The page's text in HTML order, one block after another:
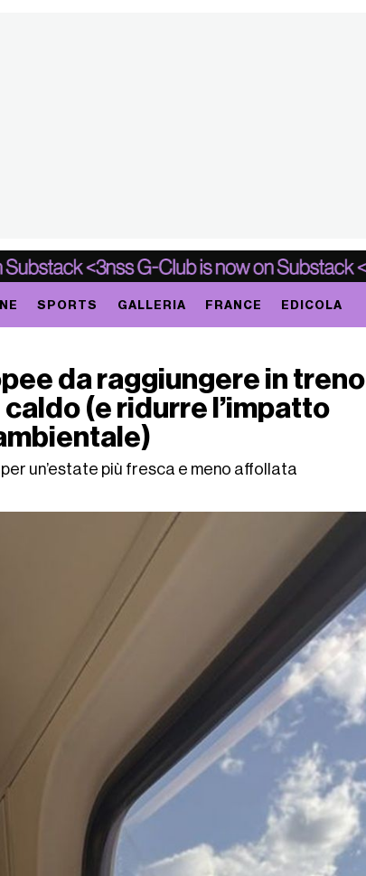
SPORTS GALLERIA FRANCE EDICOLA
da raggiungere in treno
(e ridurre l’impatto
un’estate più fresca e meno affollata